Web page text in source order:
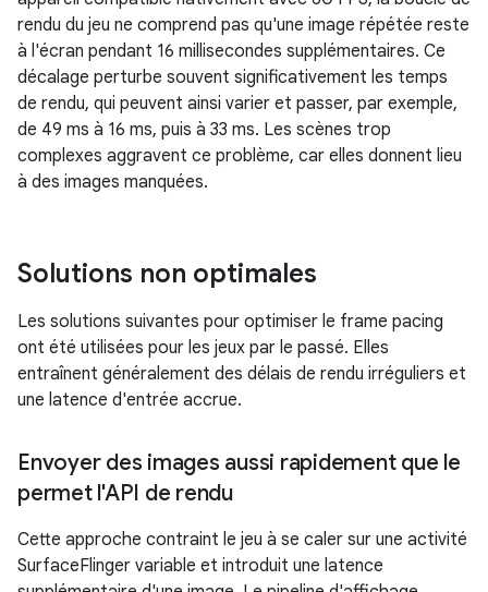
rendu du jeu ne comprend pas qu'une image répétée reste
à l'écran pendant 16 millisecondes supplémentaires. Ce
décalage perturbe souvent significativement les temps
de rendu, qui peuvent ainsi varier et passer, par exemple,
de 49 ms à 16 ms, puis à 33 ms. Les scènes trop
complexes aggravent ce problème, car elles donnent lieu
à des images manquées.
Solutions non optimales
Les solutions suivantes pour optimiser le frame pacing
ont été utilisées pour les jeux par le passé. Elles
entraînent généralement des délais de rendu irréguliers et
une latence d'entrée accrue.
Envoyer des images aussi rapidement que le
permet l'API de rendu
Cette approche contraint le jeu à se caler sur une activité
SurfaceFlinger variable et introduit une latence